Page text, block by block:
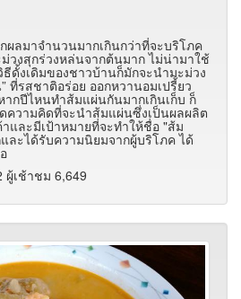
ผลมาจำนวนมากเกินกว่าที่จะบริโภค
วงสุกร่วงหล่นจากต้นมาก ไม่น่ามาใช้
ดั้งเดิมของชาวบ้านก็มักจะนำมะม่วง
ที่รสชาติอร่อย ออกหวานอมเปรี้ยว
ากปีไหนทำส้มแผ่นกันมากเกินเก็บ ก็
ดความคิดที่จะนำส้มแผ่นซึ่งเป็นผลผลิต
และมีเป้าหมายที่จะทำให้ชื่อ "ส้ม
ละได้รับความนิยมจากผู้บริโภค ได้
ผู้เช้าชม 6,649